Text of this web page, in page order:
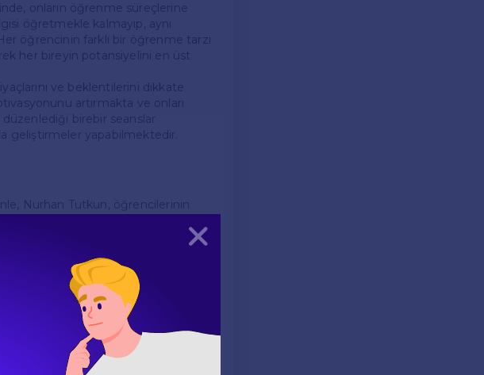
onların öğrenme süreçlerine
öğretmekle kalmayıp, aynı
öğrencinin farklı bir öğrenme tarzı
her bireyin potansiyelini en üst
ve beklentilerini dikkate
artırmakta ve onları
birebir seanslar
geliştirmeler yapabilmektedir.
Nurhan Tutkun, öğrencilerinin
Dil eğitimi, sadece dil bilgisi
iletişim becerileri ve eleştirel
zamanda farklı kültürleri tanıma
kültürel etkinliklere yer vererek
Öğrencilerinin dünya
Nurhan’ın temel hedefleri arasında
Kapat